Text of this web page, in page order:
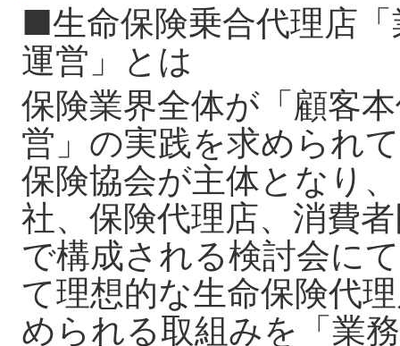
■生命保険乗合代理店
運営」とは
保険業界全体が「顧客
営」の実践を求められ
保険協会が主体となり
社、保険代理店、消費
で構成される検討会に
て理想的な生命保険代
められる取組みを「業